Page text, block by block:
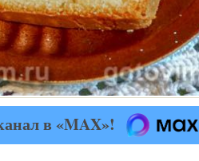
в «MAX»!